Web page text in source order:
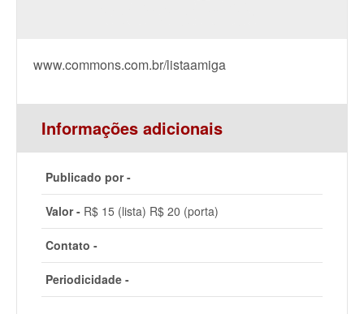
www.commons.com.br/listaamiga
Informações adicionais
Publicado por -
Valor - R$ 15 (lista) R$ 20 (porta)
Contato -
Periodicidade -